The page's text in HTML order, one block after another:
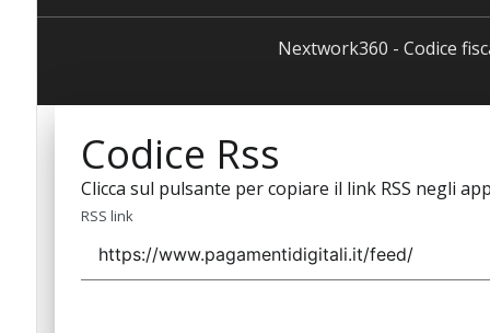
Nextwork360 - Codice
Codice Rss
Clicca sul pulsante per copiare il link RSS negli
RSS link